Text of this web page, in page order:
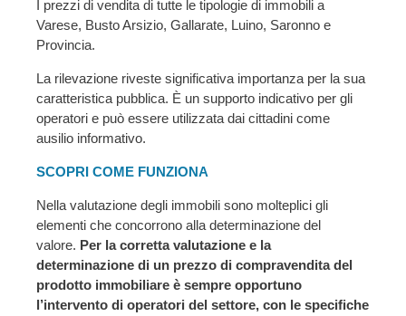
I prezzi di vendita di tutte le tipologie di immobili a
Varese, Busto Arsizio, Gallarate, Luino, Saronno e
Provincia.
La rilevazione riveste significativa importanza per la sua
caratteristica pubblica. È un supporto indicativo per gli
operatori e può essere utilizzata dai cittadini come
ausilio informativo.
SCOPRI COME FUNZIONA
Nella valutazione degli immobili sono molteplici gli
elementi che concorrono alla determinazione del
valore. Per la corretta valutazione e la
determinazione di un prezzo di compravendita del
prodotto immobiliare è sempre opportuno
l’intervento di operatori del settore, con le specifiche